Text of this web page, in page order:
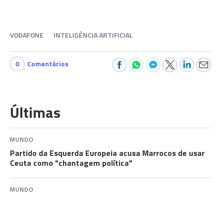
VODAFONE INTELIGÊNCIA ARTIFICIAL
0 Comentários
Últimas
MUNDO
Partido da Esquerda Europeia acusa Marrocos de usar
Ceuta como "chantagem política"
MUNDO